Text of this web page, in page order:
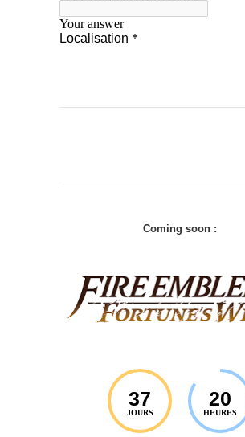
Coming soon :
37
JOURS
20
HEURES